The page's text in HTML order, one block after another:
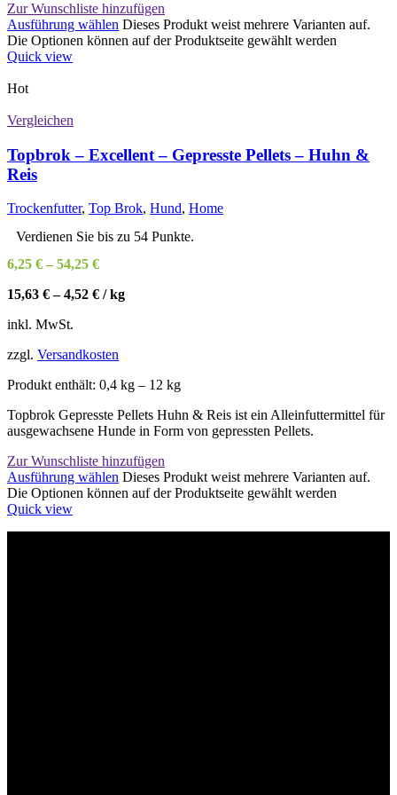
Zur Wunschliste hinzufügen
Ausführung wählen Dieses Produkt weist mehrere Varianten auf.
Die Optionen können auf der Produktseite gewählt werden
Quick view
Hot
Vergleichen
Topbrok – Excellent – Gepresste Pellets – Huhn &
Reis
Trockenfutter, Top Brok, Hund, Home
Verdienen Sie bis zu 54 Punkte.
6,25 € – 54,25 €
15,63 €–4,52 € /kg
inkl. MwSt.
zzgl. Versandkosten
Produkt enthält: 0,4 kg – 12 kg
Topbrok Gepresste Pellets Huhn & Reis ist ein Alleinfuttermittel für
ausgewachsene Hunde in Form von gepressten Pellets.
Zur Wunschliste hinzufügen
Ausführung wählen Dieses Produkt weist mehrere Varianten auf.
Die Optionen können auf der Produktseite gewählt werden
Quick view